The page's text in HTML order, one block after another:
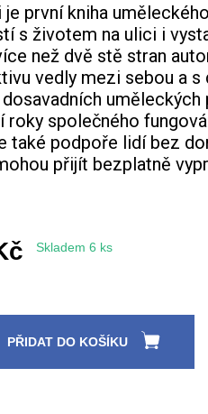
je první kniha
s životem na ulici i
než dvě stě stran
vedly mezi sebou a
uměleckých
roky společného
také podpoře lidí bez
přijít bezplatně
Skladem 6 ks
PŘIDAT DO KOŠÍKU